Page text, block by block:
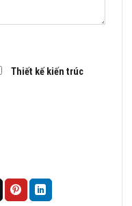
Thiết kế kiến trúc